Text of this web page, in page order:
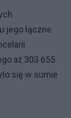
jego łączne
aż 303 655
się w sumie